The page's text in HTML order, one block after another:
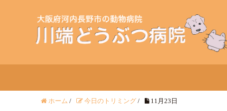
ホーム / 今日のトリミング / 11月23日